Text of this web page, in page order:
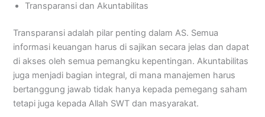
Transparansi dan Akuntabilitas
Transparansi adalah pilar penting dalam AS. Semua
informasi keuangan harus di sajikan secara jelas dan dapat
di akses oleh semua pemangku kepentingan. Akuntabilitas
juga menjadi bagian integral, di mana manajemen harus
bertanggung jawab tidak hanya kepada pemegang saham
tetapi juga kepada Allah SWT dan masyarakat.